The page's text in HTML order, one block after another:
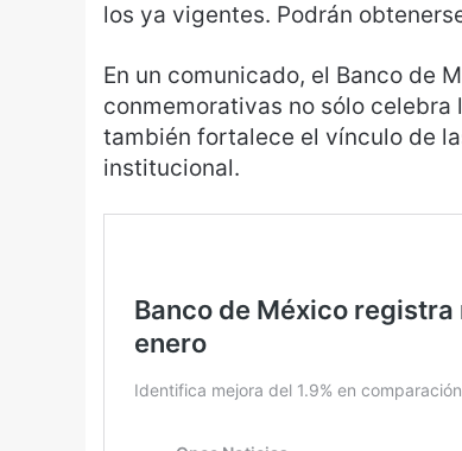
los ya vigentes. Podrán
En un comunicado, el Banco de
conmemorativas no sólo celebra
también fortalece el vínculo de
institucional.